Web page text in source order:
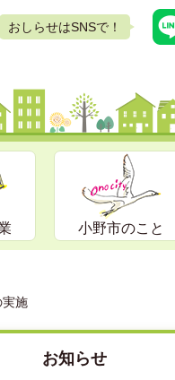
おしらせはSNSで！
小野市のこと
実施
お知らせ